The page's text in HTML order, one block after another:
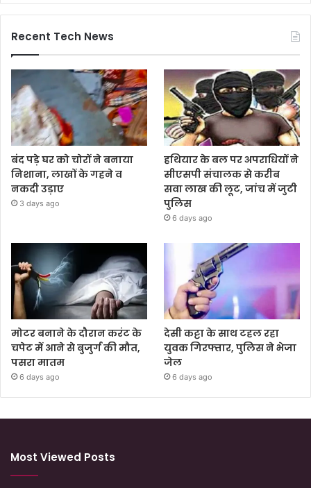
Recent Tech News
बंद पड़े घर को चोरों ने बनाया
निशाना, लाखों के गहने व
नकदी उड़ाए
3 days ago
हथियार के बल पर अपराधियों ने
सीएसपी संचालक से करीब
सवा लाख की लूट, जांच में जुटी
पुलिस
6 days ago
मोटर बनाने के दौरान करंट के
चपेट में आने से बुजुर्ग की मौत,
पसरा मातम
6 days ago
देसी कट्टा के साथ टहल रहा
युवक गिरफ्तार, पुलिस ने भेजा
जेल
6 days ago
Most Viewed Posts